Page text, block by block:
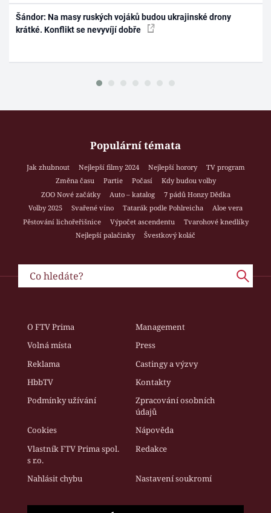
Šándor: Na masy ruských vojáků budou ukrajinské drony
krátké. Konflikt se nevyvíjí dobře
Populární témata
Jak zhubnout Nejlepší filmy 2024 Nejlepší horory
TV program
Změna času
Partie Počasí
Kdy budou volby
ZOO Nové začátky
Auto – katalog
7 pádů Honzy Dědka
Volby 2025
Svařené víno Tatarák podle Pohlreicha
Aloe vera
Pěstování lichořeřišnice
Výpočet ascendentu
Tvarohové knedlíky
Nejlepší palačinky
Švestkový koláč
O FTV Prima
Management
Volná místa
Press
Reklama
Castingy a výzvy
HbbTV
Kontakty
Podmínky užívání
Zpracování osobních
údajů
Cookies
Nápověda
Vlastník FTV Prima spol.
s r.o.
Redakce
Nahlásit chybu Nastavení soukromí